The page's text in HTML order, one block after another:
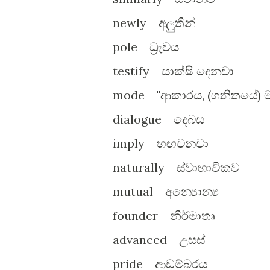
newly අලුතින්
pole ධ්‍රැවය
testify සාක්ෂි දෙනවා
mode "ආකාරය, (ගනිතයේ)
dialogue දෙබස
imply හඟවනවා
naturally ස්වාභාවිකව
mutual අන්‍යොන්‍ය
founder නිර්මාතෘ
advanced උසස්
pride ආඩම්බරය